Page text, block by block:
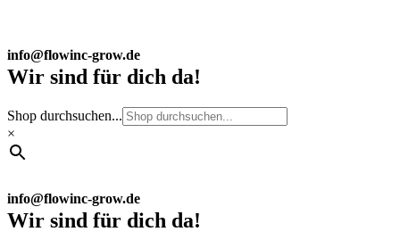
info@flowinc-grow.de
Wir sind für dich da!
Shop durchsuchen...
×
info@flowinc-grow.de
Wir sind für dich da!